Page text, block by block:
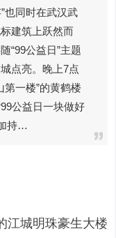
也同时在武汉武
建筑上跃然而
“99公益日”主题
点亮。晚上7点
第一楼”的黄鹤楼
公益日一块做好
持…
江城明珠豪生大楼